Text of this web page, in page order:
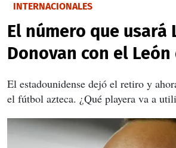
INTERNACIONALES
El número que usará
Donovan con el León
El estadounidense dejó el retiro y
el fútbol azteca. ¿Qué playera va a